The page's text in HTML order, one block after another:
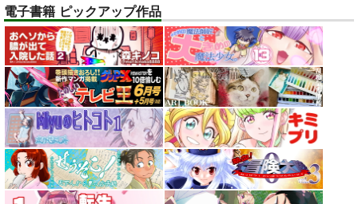
ベル・メリオン
アシオ・グレース
ホワイトサンプル
カート
トレスOK！体型レタ
ッチなしの『美脚とお
尻のポーズ写真集／九
条ねぎ』
お尻カンパニー
専売 2,750円（税込）
オリジナル
サンプル
カート
デュエマカードで他
TCGのデッキと対戦
するためのCard-
Uni ルールブック
ツボッシー
専売 110円（税込）
デュエル・マスターズ
サンプル
カート
【大阪関西万博
2025】 予約全コンプ
リート攻略ガイド２＆
万博旅行１日スケジュ
ール日記: EXPO 女一
人のんびりルーズ
旅 11ノンフィクショ
ン 旅行記
AUREA GOLD
専売 598円 （税込）
オリジナル ミャクミャ
クｘサーキュラー
サンプル
カート
電子書籍 ピックアップ作品